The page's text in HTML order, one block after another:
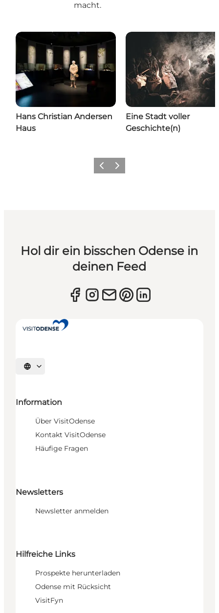
macht.
Hans Christian Andersen
Haus
Eine Stadt voller
Geschichte(n)
ZurückWeiter
Hol dir ein bisschen Odense in
deinen Feed
Sprache auswählen
Information
Über VisitOdense
Kontakt VisitOdense
Häufige Fragen
Newsletters
Newsletter anmelden
Hilfreiche Links
Prospekte herunterladen
Odense mit Rücksicht
VisitFyn